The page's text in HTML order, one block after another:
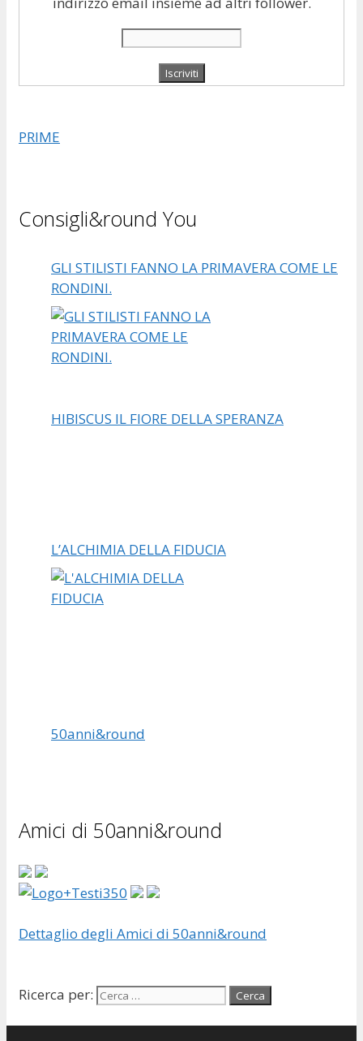
PRIME
Consigli&round You
GLI STILISTI FANNO LA PRIMAVERA COME LE
RONDINI.
HIBISCUS IL FIORE DELLA SPERANZA
L’ALCHIMIA DELLA FIDUCIA
50anni&round
Amici di 50anni&round
Dettaglio degli Amici di 50anni&round
Ricerca per: